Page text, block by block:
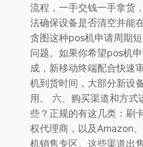
流程，一手交钱一手拿货
法确保设备是否清空并能
贪图这种pos机申请周期
问题。如果你希望pos机
成，新移动终端配合快速
机到货时间，大部分新设
用。 六、购买渠道和方
些？正规的有这几类：刷
权代理商，以及Amazon
机销售专区。这些渠道出